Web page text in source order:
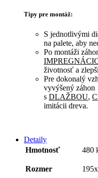
Tipy pre montáž:
S jednotlivými
na palete, aby
Po montáži
životnosť a
Pre dokonalý
vyvýšený záhon
s DLAŽBOU,
imitácii dreva.
Detaily
Hmotnosť
480
Rozmer